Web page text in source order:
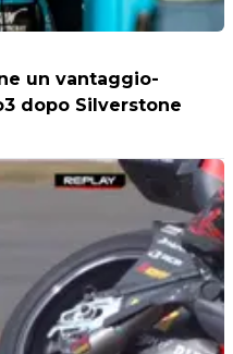
un vantaggio-
dopo Silverstone